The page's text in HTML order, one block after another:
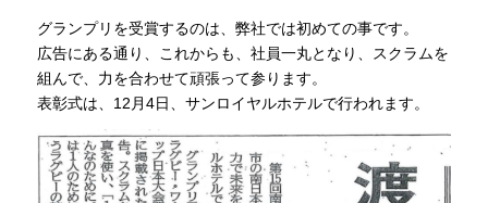
グランプリを受賞するのは、弊社では初めての事です。
広告にある通り、これからも、社員一丸となり、スクラムを
組んで、力を合わせて頑張って参ります。
表彰式は、12月4日、サンロイヤルホテルで行われます。